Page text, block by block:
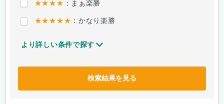
★★★★ ：まぁ楽勝
★★★★★ ：かなり楽勝
より詳しい条件で探す
検索結果を見る